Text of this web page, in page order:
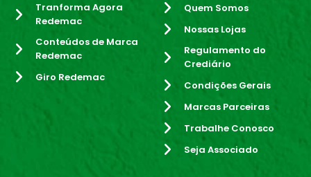
Tranforma Agora
Redemac
Conteúdos de Marca
Redemac
Giro Redemac
Quem Somos
Nossas Lojas
Regulamento do
Crediário
Condições Gerais
Marcas Parceiras
Trabalhe Conosco
Seja Associado